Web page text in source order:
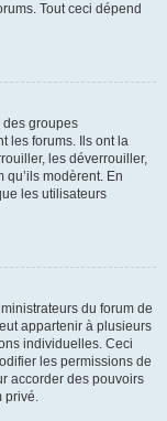
Tout ceci dépend
des groupes
les forums. Ils ont la
les déverrouiller,
qu’ils modèrent. En
les utilisateurs
du forum de
appartenir à plusieurs
individuelles. Ceci
les permissions de
accorder des pouvoirs
privé.